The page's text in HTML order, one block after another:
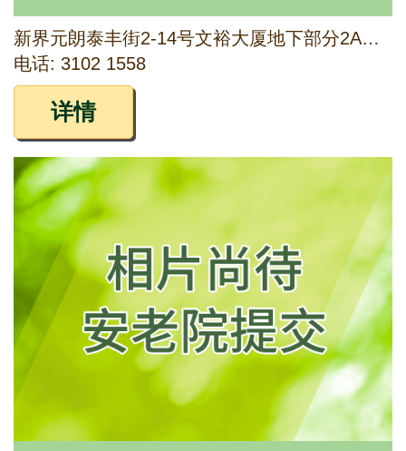
新界元朗泰丰街2-14号文裕大厦地下部分2A铺，1字楼至2字楼全层
电话: 3102 1558
详情